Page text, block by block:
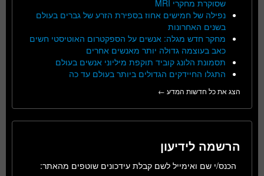
שסוקרת מחקרי MRI
נפילה של חמישים אחוז בספירת הזרע של גברים בעולם
בשנים האחרונות
מחקר חדש מגלה: אנשים על הספקטרום האוטיסטי חשים
כאב בעוצמה גדולה יותר מאנשים אחרים
תסמונת הלונג קוביד תוקפת מיליוני אנשים בעולם
התגלו החיידקים הגדולים ביותר בעולם עד כה
הצג את כל חדשות המדע ←
הרשמה לידיעון
הכנס/י שם ואימייל לשם קבלת עידכונים שוטפים מהאתר: